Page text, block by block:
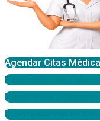
Agendar Citas
Resultados de
Resultados
Programación de